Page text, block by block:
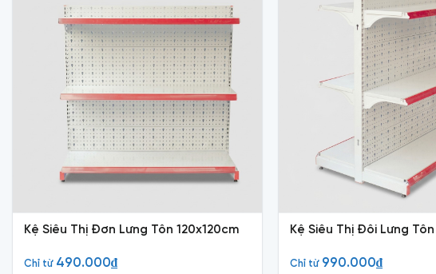
Kệ Siêu Thị Đơn Lưng Tôn 120x120cm
Chỉ từ 490.000₫
Kệ Siêu Thị Đôi Lưng Tôn
Chỉ từ 990.000₫